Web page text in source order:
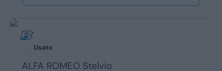
Usato
ALFA ROMEO Stelvio